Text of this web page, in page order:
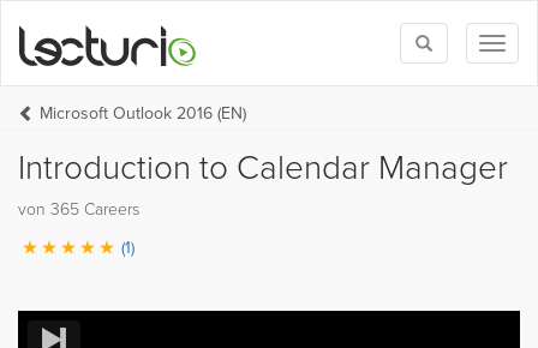
Toggle
search
Microsoft Outlook 2016 (EN)
Introduction to Calendar Manager
von 365 Careers
(1)